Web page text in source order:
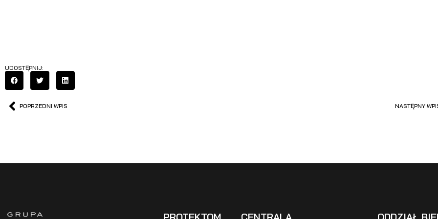
UDOSTĘPNIJ:
POPRZEDNI WPIS NASTĘPNY